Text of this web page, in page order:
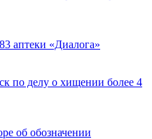
аптеки «Диалога»
по делу о хищении более 4
об обозначении